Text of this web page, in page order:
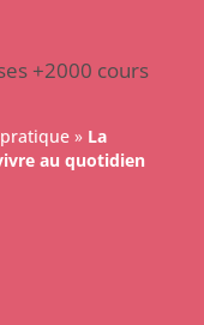
+2000 cours
» La
au quotidien